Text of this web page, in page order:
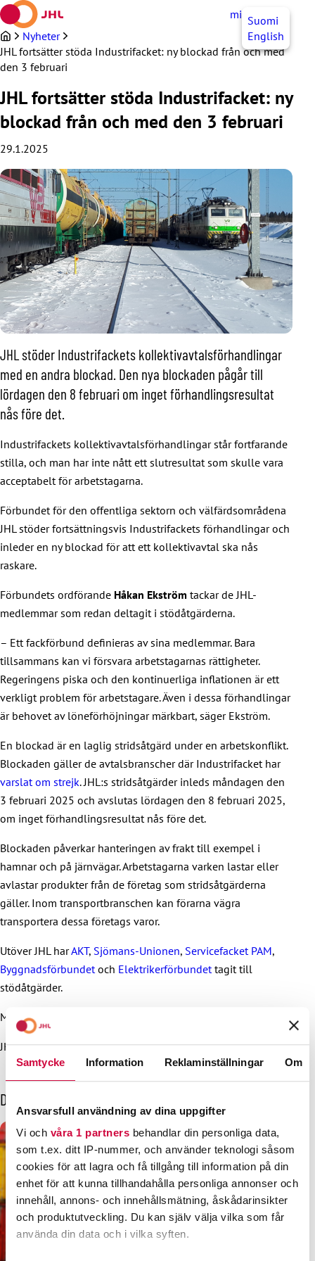
Samtycke Information Reklaminställningar Om
Ansvarsfull användning av dina uppgifter
Vi och våra 1 partners behandlar din personliga data,
som t.ex. ditt IP-nummer, och använder teknologi såsom
cookies för att lagra och få tillgång till information på din
enhet för att kunna tillhandahålla personliga annonser och
innehåll, annons- och innehållsmätning, åskådarinsikter
och produktutveckling. Du kan själv välja vilka som får
använda din data och i vilka syften.
Hoppa
till
innehållet
mittJHL SV
Suomi
English
Nyheter
JHL fortsätter stöda Industrifacket: ny blockad från och med
den 3 februari
JHL fortsätter stöda Industrifacket: ny
blockad från och med den 3 februari
29.1.2025
JHL stöder Industrifackets kollektivavtalsförhandlingar
med en andra blockad. Den nya blockaden pågår till
lördagen den 8 februari om inget förhandlingsresultat
nås före det.
Industrifackets kollektivavtalsförhandlingar står fortfarande
stilla, och man har inte nått ett slutresultat som skulle vara
acceptabelt för arbetstagarna.
Förbundet för den offentliga sektorn och välfärdsområdena
JHL stöder fortsättningsvis Industrifackets förhandlingar och
inleder en ny blockad för att ett kollektivavtal ska nås
raskare.
Förbundets ordförande Håkan Ekström tackar de JHL-
medlemmar som redan deltagit i stödåtgärderna.
– Ett fackförbund definieras av sina medlemmar. Bara
tillsammans kan vi försvara arbetstagarnas rättigheter.
Regeringens piska och den kontinuerliga inflationen är ett
verkligt problem för arbetstagare. Även i dessa förhandlingar
är behovet av löneförhöjningar märkbart, säger Ekström.
En blockad är en laglig stridsåtgärd under en arbetskonflikt.
Blockaden gäller de avtalsbranscher där Industrifacket har
varslat om strejk. JHL:s stridsåtgärder inleds måndagen den
3 februari 2025 och avslutas lördagen den 8 februari 2025,
om inget förhandlingsresultat nås före det.
Blockaden påverkar hanteringen av frakt till exempel i
hamnar och på järnvägar. Arbetstagarna varken lastar eller
avlastar produkter från de företag som stridsåtgärderna
gäller. Inom transportbranschen kan förarna vägra
transportera dessa företags varor.
Utöver JHL harAKT, Sjömans-Unionen, Servicefacket PAM,
Byggnadsförbundet och Elektrikerförbundet tagit till
stödåtgärder.
Mer information:
JHL:s ordförande Håkan Ekström 040 828 286
Dessa kanske också intresserar dig